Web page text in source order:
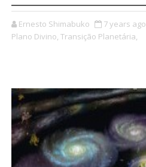
Ernesto Shimabuko 7 years ago
Plano Divino, Transição Planetária,